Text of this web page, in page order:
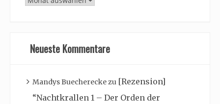
Archiv
Neueste Kommentare
Mandys Buechereckezu [Rezension]
“Nachtkrallen 1 – Der Orden der